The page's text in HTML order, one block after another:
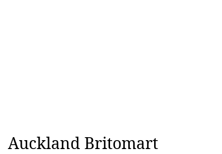
Auckland Britomart